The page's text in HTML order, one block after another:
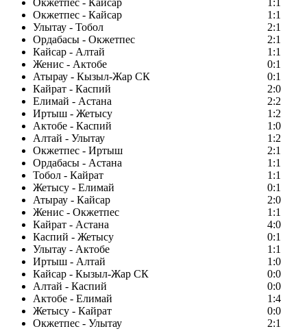
Окжетпес - Кайсар
1:1
Окжетпес - Кайсар
1:1
Улытау - Тобол
2:1
Ордабасы - Окжетпес
2:1
Кайсар - Алтай
1:1
Женис - Актобе
0:1
Атырау - Кызыл-Жар СК
0:1
Кайрат - Каспий
2:0
Елимай - Астана
2:2
Иртыш - Жетысу
1:2
Актобе - Каспий
1:0
Алтай - Улытау
1:2
Окжетпес - Иртыш
2:1
Ордабасы - Астана
1:1
Тобол - Кайрат
1:1
Жетысу - Елимай
0:1
Атырау - Кайсар
2:0
Женис - Окжетпес
1:1
Кайрат - Астана
4:0
Каспий - Жетысу
0:1
Улытау - Актобе
1:1
Иртыш - Алтай
1:0
Кайсар - Кызыл-Жар СК
0:0
Алтай - Каспий
0:0
Актобе - Елимай
1:4
Жетысу - Кайрат
0:0
Окжетпес - Улытау
2:1